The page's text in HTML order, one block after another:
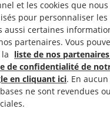
a déclaré Amnesty
manifestations prévues
a repris ses
en février, après les
et les cookies que
pour personnaliser les
aussi certaines
partenaires. Vous
liste de nos
de confidentialité de
en cliquant ici. En
ne sont revendues